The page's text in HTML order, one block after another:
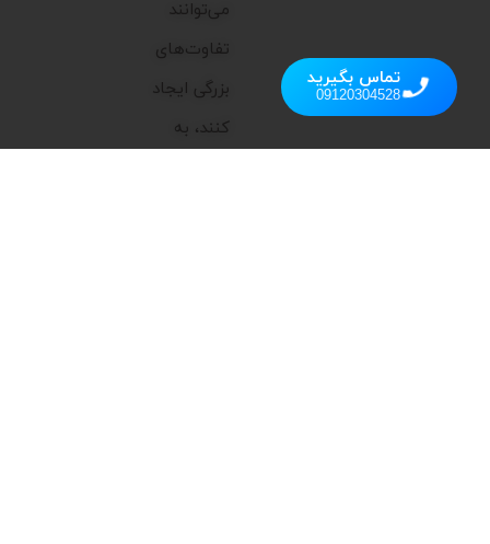
می‌توانند
تفاوت‌های
بزرگی ایجاد
کنند، به
تماس بگیرید
09120304528